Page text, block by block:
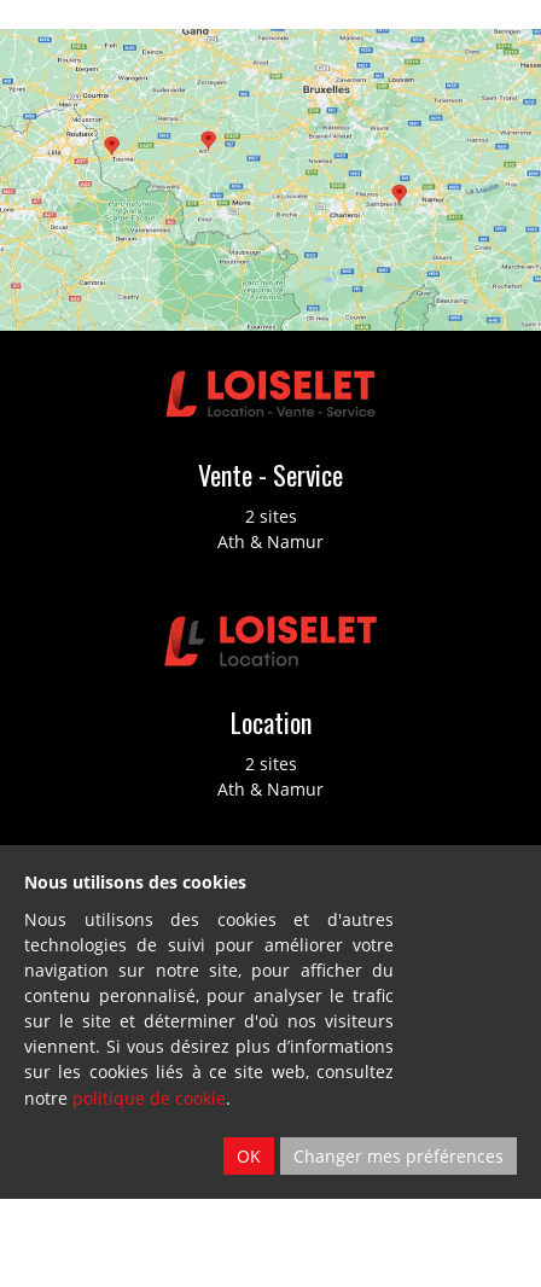
Vente - Service
2 sites
Ath & Namur
Location
2 sites
Ath & Namur
Dillies
SA
Blandain
© Loiselet 2025 By
FAQ
Nous utilisons des cookies
Nous utilisons des cookies et d'autres
technologies de suivi pour améliorer votre
navigation sur notre site, pour afficher du
contenu peronnalisé, pour analyser le trafic
sur le site et déterminer d'où nos visiteurs
viennent. Si vous désirez plus d’informations
sur les cookies liés à ce site web, consultez
notre politique de cookie.
OK Changer mes préférences